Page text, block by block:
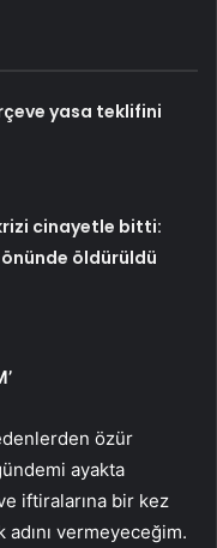
yasa teklifini
cinayetle bitti:
öldürüldü
özür
ayakta
iftiralarına bir kez
vermeyeceğim.